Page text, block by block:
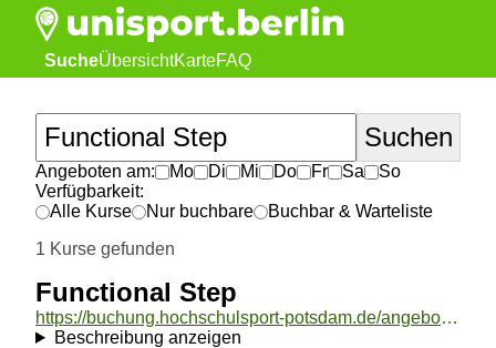
SucheÜbersichtKarteFAQ
Angeboten am: Mo Di Mi Do Fr Sa
So
Verfügbarkeit:
Alle Kurse
Nur buchbare
Buchbar & Warteliste
1 Kurse gefunden
Functional Step
https://buchung.hochschulsport-potsdam.de/angebote/aktueller_zeitraum/_Functional_Step.html
Beschreibung anzeigen